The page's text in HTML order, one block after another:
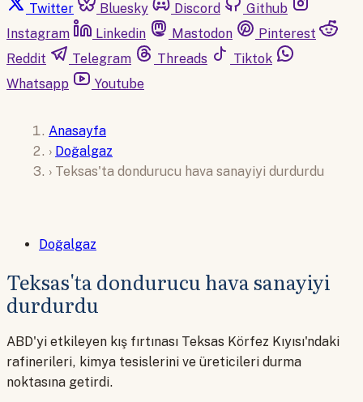
Twitter
Bluesky Discord
Github
Instagram
Linkedin Mastodon
Pinterest
Reddit
Telegram Threads
Tiktok
Whatsapp
Youtube
Anasayfa
› Doğalgaz
› Teksas'ta dondurucu hava sanayiyi durdurdu
Doğalgaz
Teksas'ta dondurucu hava sanayiyi
durdurdu
ABD'yi etkileyen kış fırtınası Teksas Körfez Kıyısı'ndaki
rafinerileri, kimya tesislerini ve üreticileri durma
noktasına getirdi.